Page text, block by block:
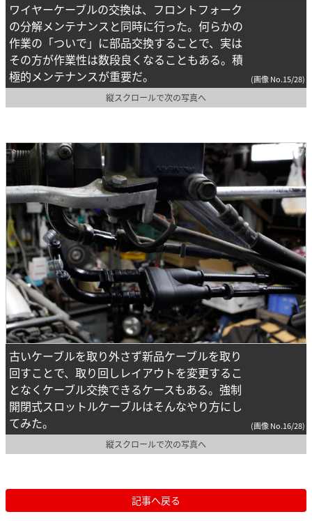
ワイヤーケーブルの交換は、フロントフォーク
の分解メンテナンスと同時に行った。何らかの
作業の「ついで」に部品交換することで、実は
その方が作業性は数段良くなることもある。積
極的メンテナンスが重要だ。
(画像 No.15/28)
縦スクロールで次の写真へ
古いケーブルを取り外さず新品ケーブルを取り
回すことで、取り回しレイアウトを変更するこ
となくケーブル交換できるケースもある。強制
開閉式スロットルケーブルはそんなやり方にし
てみた。
(画像 No.16/28)
縦スクロールで次の写真へ
記事へ戻る